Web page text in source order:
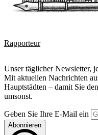
Rapporteur
Unser täglicher Newsletter,
Mit aktuellen Nachrichten
Hauptstädten – damit Sie
umsonst.
Geben Sie Ihre E-Mail ein
Abonnieren